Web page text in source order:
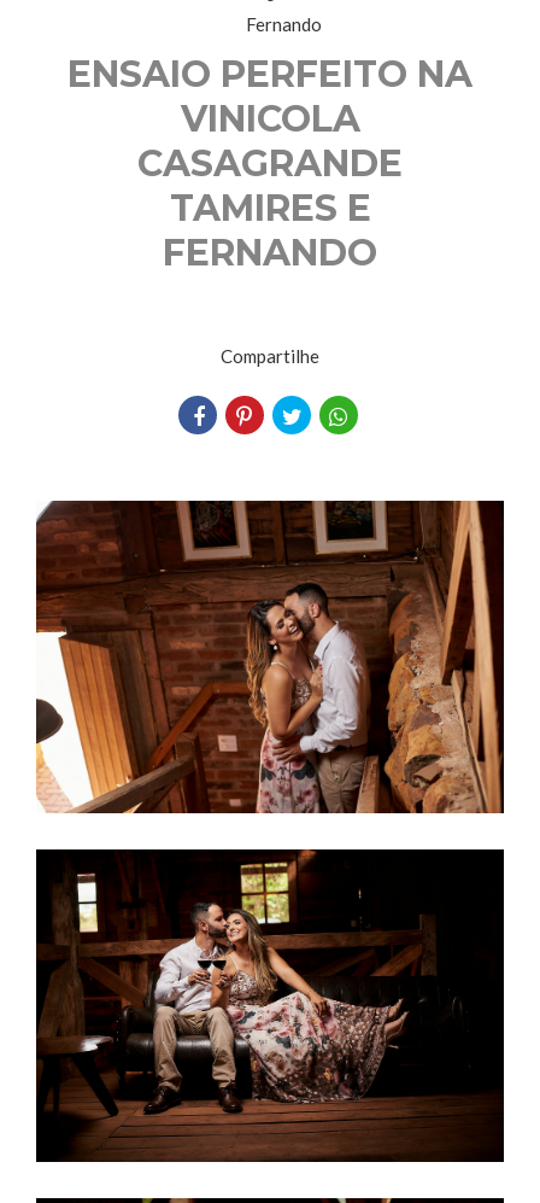
ENSAIO PERFEITO NA
VINICOLA
CASAGRANDE
TAMIRES E
FERNANDO
Compartilhe